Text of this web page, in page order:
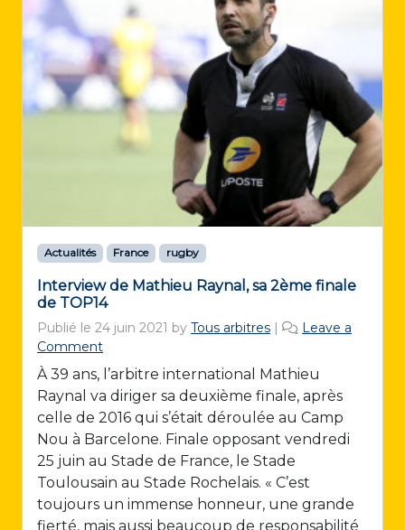
Actualités France rugby
Interview de Mathieu Raynal, sa 2ème finale
de TOP14
Publié le 24 juin 2021 by Tous arbitres
Leave a
Comment
À 39 ans, l’arbitre international Mathieu
Raynal va diriger sa deuxième finale, après
celle de 2016 qui s’était déroulée au Camp
Nou à Barcelone. Finale opposant vendredi
25 juin au Stade de France, le Stade
Toulousain au Stade Rochelais. « C’est
toujours un immense honneur, une grande
fierté, mais aussi beaucoup de responsabilité